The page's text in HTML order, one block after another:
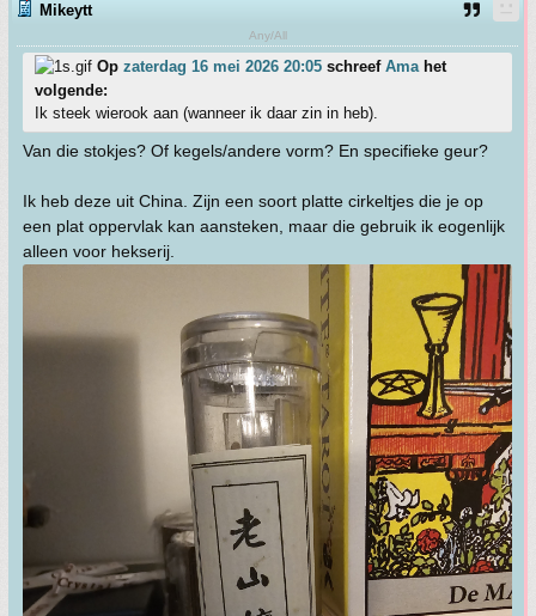
Mikeytt
Any/All
Op zaterdag 16 mei 2026 20:05 schreef Amahet
volgende:
Ik steek wierook aan (wanneer ik daar zin in heb).
Van die stokjes? Of kegels/andere vorm? En specifieke geur?
Ik heb deze uit China. Zijn een soort platte cirkeltjes die je op
een plat oppervlak kan aansteken, maar die gebruik ik eogenlijk
alleen voor hekserij.